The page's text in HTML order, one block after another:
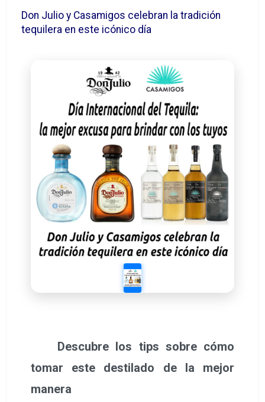
Don Julio y Casamigos celebran la tradición
tequilera en este icónico día
Descubre los tips sobre cómo
tomar este destilado de la mejor
manera